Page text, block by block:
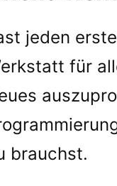
jeden
für
brauchst.